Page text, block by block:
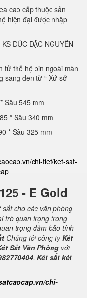
cao cấp thuộc sản
hiện đại được nhập
ĐÚC ĐẶC NGUYÊN
tử thế hệ pin ngoài màn
sang đến từ “ Xứ sở
Sâu 545 mm
* Sâu 340 mm
* Sâu 325 mm
chi-tiet/ket-sat-
- E Gold
sắt cho các văn phòng
trò quan trọng trong
trọng đảm bảo tính
Chúng tôi công tyKét
Sắt Văn Phòng với
. Két sắt két
chi-